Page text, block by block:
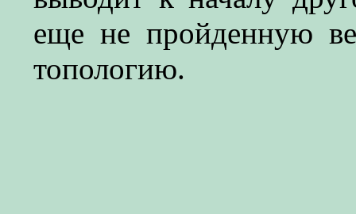
еще не пройденную
топологию.